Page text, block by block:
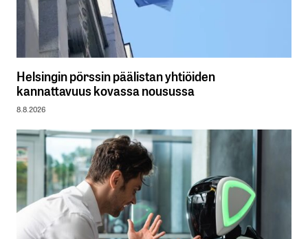
Helsingin pörssin päälistan yhtiöiden
kannattavuus kovassa nousussa
8.8.2026